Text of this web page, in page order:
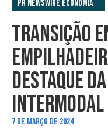
PR Newswire Economia
TRANSIÇÃO
DESTAQUE
INTERMODAL
7 DE MARÇO DE 2024